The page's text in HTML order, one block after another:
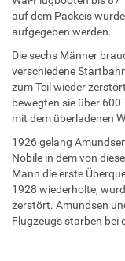
auf dem Packeis
aufgegeben werden.
Die sechs Männer
verschiedene
zum Teil wieder
bewegten sie über
mit dem überladenen
1926 gelang
Nobile in dem von
Mann die erste
1928 wiederholte,
zerstört. Amundsen
Flugzeugs starben bei